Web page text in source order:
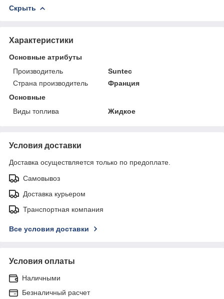
Скрыть
Характеристики
Основные атрибуты
Производитель
Suntec
Страна производитель
Франция
Основные
Виды топлива
Жидкое
Условия доставки
Доставка осуществляется только по предоплате.
Самовывоз
Доставка курьером
Транспортная компания
Все условия доставки
Условия оплаты
Наличными
Безналичный расчет